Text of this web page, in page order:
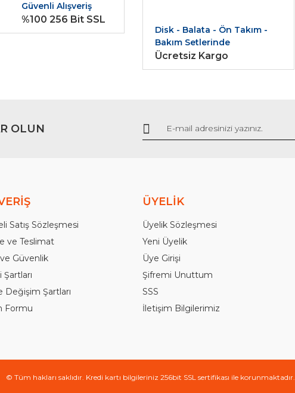
Gönder
Güvenli Alışveriş
%100 256 Bit SSL
Disk - Balata - Ön Takım -
Bakım Setlerinde
Ücretsiz Kargo
OLUN
Satış Sözleşmesi
ve Teslimat
Güvenlik
Şartları
Değişim Şartları
Formu
ÜYELİK
Üyelik Sözleşmesi
Yeni Üyelik
Üye Girişi
Şifremi Unuttum
SSS
İletişim Bilgilerimiz
© Tüm hakları saklıdır. Kredi kartı bilgileriniz 256bit SSL sertifikası ile korunmaktadır.